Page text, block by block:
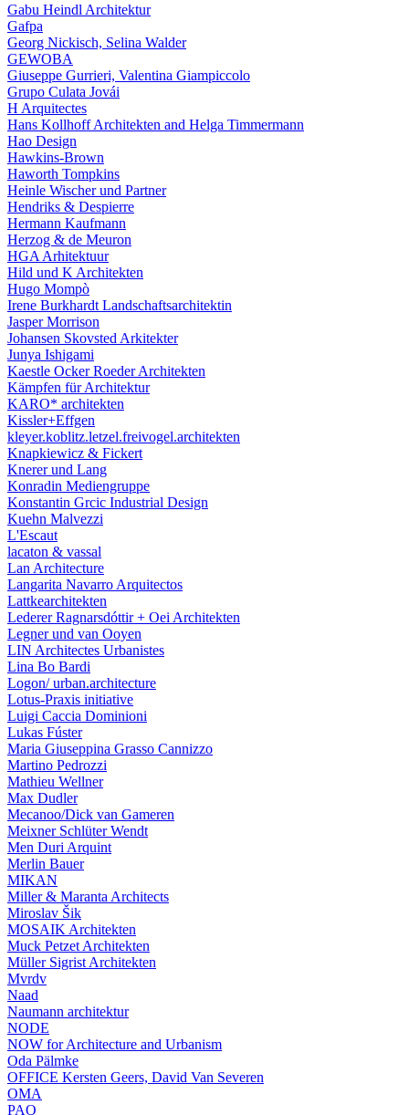
Gabu Heindl Architektur
Gafpa
Georg Nickisch, Selina Walder
GEWOBA
Giuseppe Gurrieri, Valentina Giampiccolo
Grupo Culata Jovái
H Arquitectes
Hans Kollhoff Architekten and Helga Timmermann
Hao Design
Hawkins-Brown
Haworth Tompkins
Heinle Wischer und Partner
Hendriks & Despierre
Hermann Kaufmann
Herzog & de Meuron
HGA Arhitektuur
Hild und K Architekten
Hugo Mompò
Irene Burkhardt Landschaftsarchitektin
Jasper Morrison
Johansen Skovsted Arkitekter
Junya Ishigami
Kaestle Ocker Roeder Architekten
Kämpfen für Architektur
KARO* architekten
Kissler+Effgen
kleyer.koblitz.letzel.freivogel.architekten
Knapkiewicz & Fickert
Knerer und Lang
Konradin Mediengruppe
Konstantin Grcic Industrial Design
Kuehn Malvezzi
L'Escaut
lacaton & vassal
Lan Architecture
Langarita Navarro Arquitectos
Lattkearchitekten
Lederer Ragnarsdóttir + Oei Architekten
Legner und van Ooyen
LIN Architectes Urbanistes
Lina Bo Bardi
Logon/ urban.architecture
Lotus-Praxis initiative
Luigi Caccia Dominioni
Lukas Fúster
Maria Giuseppina Grasso Cannizzo
Martino Pedrozzi
Mathieu Wellner
Max Dudler
Mecanoo/Dick van Gameren
Meixner Schlüter Wendt
Men Duri Arquint
Merlin Bauer
MIKAN
Miller & Maranta Architects
Miroslav Šik
MOSAIK Architekten
Muck Petzet Architekten
Müller Sigrist Architekten
Mvrdv
Naad
Naumann architektur
NODE
NOW for Architecture and Urbanism
Oda Pälmke
OFFICE Kersten Geers, David Van Severen
OMA
PAO